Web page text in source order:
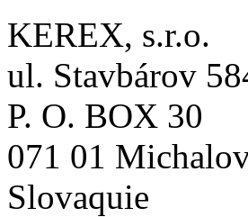
KEREX, s.r.o.
ul. Stavbárov
P. O. BOX 30
071 01
Slovaquie